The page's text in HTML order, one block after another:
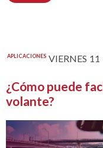
APLICACIONES VIERNES 11
¿Cómo puede
volante?